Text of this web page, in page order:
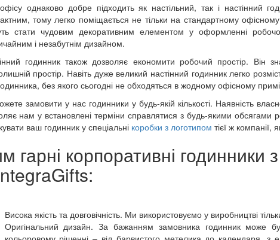
однаково добре підходить як настільний, так і настінний
тому легко поміщається не тільки на стандартному
стати чудовим декоративним елементом у оформленні
і незабутнім дизайном.
годинник також дозволяє економити робочий простір. Він
простір. Навіть дуже великий настінний годинник легко
без якого сьогодні не обходяться в жодному офісному
замовити у нас годинники у будь-якій кількості. Наявність
нам у встановлені терміни справлятися з будь-якими
ваш годинник у спеціальні коробки з логотипом тієї ж компанії,
гарні корпоративні годинники
Висока якість та довговічність. Ми використовуємо у виробництві
Оригінальний дизайн. За бажанням замовника годинник може